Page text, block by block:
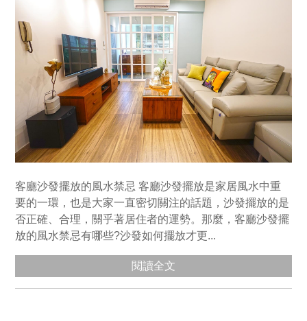
客廳沙發擺放的風水禁忌 客廳沙發擺放是家居風水中重
要的一環，也是大家一直密切關注的話題，沙發擺放的是
否正確、合理，關乎著居住者的運勢。那麼，客廳沙發擺
放的風水禁忌有哪些?沙發如何擺放才更...
閱讀全文